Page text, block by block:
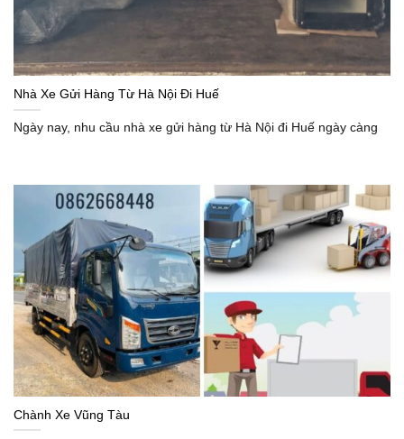
Nhà Xe Gửi Hàng Từ Hà Nội Đi Huế
Ngày nay, nhu cầu nhà xe gửi hàng từ Hà Nội đi Huế ngày càng
Chành Xe Vũng Tàu